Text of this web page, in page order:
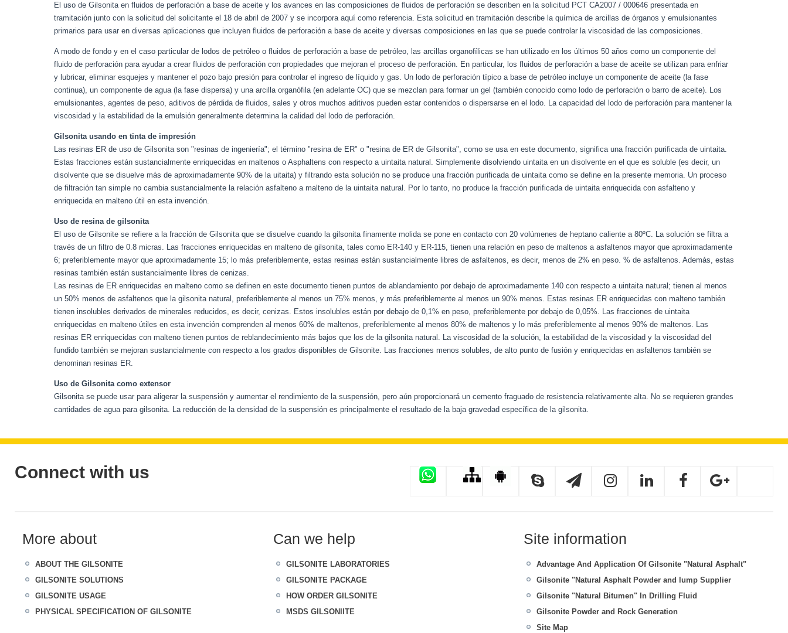
El uso de Gilsonita en fluidos de perforación a base de aceite y los avances en las composiciones de fluidos de perforación se describen en la solicitud PCT CA2007 / 000646 presentada en
tramitación junto con la solicitud del solicitante el 18 de abril de 2007 y se incorpora aquí como referencia. Esta solicitud en tramitación describe la química de arcillas de órganos y emulsionantes
primarios para usar en diversas aplicaciones que incluyen fluidos de perforación a base de aceite y diversas composiciones en las que se puede controlar la viscosidad de las composiciones.
A modo de fondo y en el caso particular de lodos de petróleo o fluidos de perforación a base de petróleo, las arcillas organofílicas se han utilizado en los últimos 50 años como un componente del
fluido de perforación para ayudar a crear fluidos de perforación con propiedades que mejoran el proceso de perforación. En particular, los fluidos de perforación a base de aceite se utilizan para enfriar
y lubricar, eliminar esquejes y mantener el pozo bajo presión para controlar el ingreso de líquido y gas. Un lodo de perforación típico a base de petróleo incluye un componente de aceite (la fase
continua), un componente de agua (la fase dispersa) y una arcilla organófila (en adelante OC) que se mezclan para formar un gel (también conocido como lodo de perforación o barro de aceite). Los
emulsionantes, agentes de peso, aditivos de pérdida de fluidos, sales y otros muchos aditivos pueden estar contenidos o dispersarse en el lodo. La capacidad del lodo de perforación para mantener la
viscosidad y la estabilidad de la emulsión generalmente determina la calidad del lodo de perforación.
Gilsonita usando en tinta de impresión
Las resinas ER de uso de Gilsonita son "resinas de ingeniería"; el término "resina de ER" o "resina de ER de Gilsonita", como se usa en este documento, significa una fracción purificada de uintaita.
Estas fracciones están sustancialmente enriquecidas en maltenos o Asphaltens con respecto a uintaita natural. Simplemente disolviendo uintaita en un disolvente en el que es soluble (es decir, un
disolvente que se disuelve más de aproximadamente 90% de la uitaita) y filtrando esta solución no se produce una fracción purificada de uintaita como se define en la presente memoria. Un proceso
de filtración tan simple no cambia sustancialmente la relación asfalteno a malteno de la uintaita natural. Por lo tanto, no produce la fracción purificada de uintaita enriquecida con asfalteno y
enriquecida en malteno útil en esta invención.
Uso de resina de gilsonita
El uso de Gilsonite se refiere a la fracción de Gilsonita que se disuelve cuando la gilsonita finamente molida se pone en contacto con 20 volúmenes de heptano caliente a 80ºC. La solución se filtra a
través de un filtro de 0.8 micras. Las fracciones enriquecidas en malteno de gilsonita, tales como ER-140 y ER-115, tienen una relación en peso de maltenos a asfaltenos mayor que aproximadamente
6; preferiblemente mayor que aproximadamente 15; lo más preferiblemente, estas resinas están sustancialmente libres de asfaltenos, es decir, menos de 2% en peso. % de asfaltenos. Además, estas
resinas también están sustancialmente libres de cenizas.
Las resinas de ER enriquecidas en malteno como se definen en este documento tienen puntos de ablandamiento por debajo de aproximadamente 140 con respecto a uintaita natural; tienen al menos
un 50% menos de asfaltenos que la gilsonita natural, preferiblemente al menos un 75% menos, y más preferiblemente al menos un 90% menos. Estas resinas ER enriquecidas con malteno también
tienen insolubles derivados de minerales reducidos, es decir, cenizas. Estos insolubles están por debajo de 0,1% en peso, preferiblemente por debajo de 0,05%. Las fracciones de uintaita
enriquecidas en malteno útiles en esta invención comprenden al menos 60% de maltenos, preferiblemente al menos 80% de maltenos y lo más preferiblemente al menos 90% de maltenos. Las
resinas ER enriquecidas con malteno tienen puntos de reblandecimiento más bajos que los de la gilsonita natural. La viscosidad de la solución, la estabilidad de la viscosidad y la viscosidad del
fundido también se mejoran sustancialmente con respecto a los grados disponibles de Gilsonite. Las fracciones menos solubles, de alto punto de fusión y enriquecidas en asfaltenos también se
denominan resinas ER.
Uso de Gilsonita como extensor
Gilsonita se puede usar para aligerar la suspensión y aumentar el rendimiento de la suspensión, pero aún proporcionará un cemento fraguado de resistencia relativamente alta. No se requieren grandes
cantidades de agua para gilsonita. La reducción de la densidad de la suspensión es principalmente el resultado de la baja gravedad específica de la gilsonita.
Connect with us
More about
ABOUT THE GILSONITE
GILSONITE SOLUTIONS
GILSONITE USAGE
PHYSICAL SPECIFICATION OF GILSONITE
Can we help
GILSONITE LABORATORIES
GILSONITE PACKAGE
HOW ORDER GILSONITE
MSDS GILSONIITE
Site information
Advantage And Application Of Gilsonite "Natural Asphalt"
Gilsonite "Natural Asphalt Powder and lump Supplier
Gilsonite "Natural Bitumen" In Drilling Fluid
Gilsonite Powder and Rock Generation
Site Map